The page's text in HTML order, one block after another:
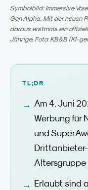
Symbolbild: Immersive
Gen Alpha. Mit der neuen
daraus erstmals ein
Jährige. Foto: KB&B (KI-
TL;DR
Am 4. Juni
Werbung für
und
Altersgruppe
Erlaubt sind